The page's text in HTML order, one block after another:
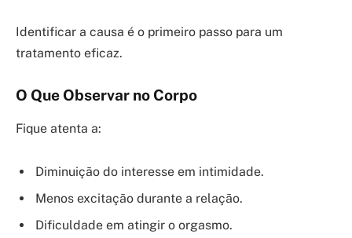
Identificar a causa é o primeiro passo para um
tratamento eficaz.
O Que Observar no Corpo
Fique atenta a:
Diminuição do interesse em intimidade.
Menos excitação durante a relação.
Dificuldade em atingir o orgasmo.